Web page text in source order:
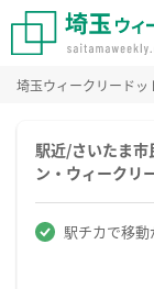
埼玉ウィークリードッ
駅近/さいたま市
ン・ウィークリ
駅チカで移